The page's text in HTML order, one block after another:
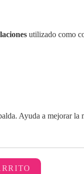
utilizado como
Ayuda a mejorar